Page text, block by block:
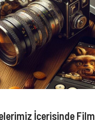
İçerisinde Film